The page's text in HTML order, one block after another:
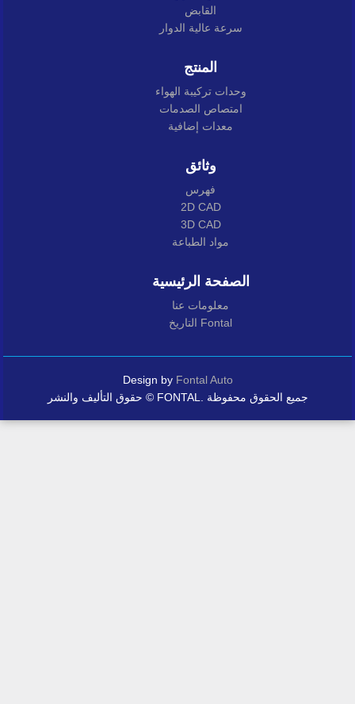
القابض
سرعة عالية الدوار
المنتج
وحدات تركيبة الهواء
امتصاص الصدمات
معدات إضافية
وثائق
فهرس
2D CAD
3D CAD
مواد الطباعة
الصفحة الرئيسية
معلومات عنا
التاريخ Fontal
Design by Fontal Auto
حقوق التأليف والنشر © FONTAL. جميع الحقوق محفوظة